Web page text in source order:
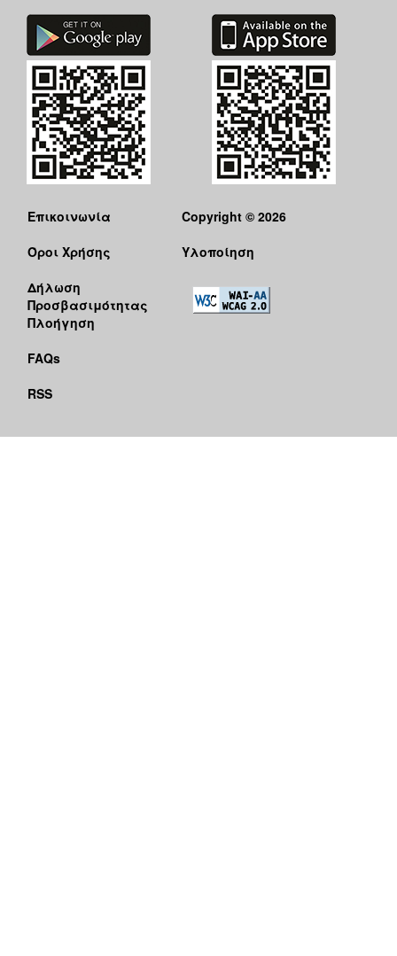
Επικοινωνία
Όροι Χρήσης
Δήλωση
Προσβασιμότητας
Πλοήγηση
FAQs
RSS
Copyright © 2026
Υλοποίηση